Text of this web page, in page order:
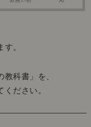
。
科書」を、
ださい。